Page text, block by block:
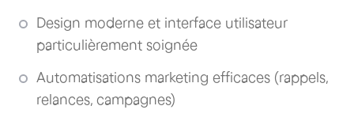
Design moderne et interface utilisateur
particulièrement soignée
Automatisations marketing efficaces (rappels,
relances, campagnes)